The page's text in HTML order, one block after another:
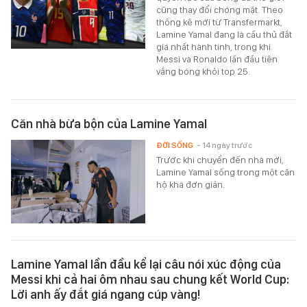
cũng thay đổi chóng mặt. Theo
thống kê mới từ Transfermarkt,
Lamine Yamal đang là cầu thủ đắt
giá nhất hành tinh, trong khi
Messi và Ronaldo lần đầu tiên
vắng bóng khỏi top 25.
Căn nhà bừa bộn của Lamine Yamal
Trước khi chuyển đến nhà mới,
Lamine Yamal sống trong một căn
hộ khá đơn giản.
ĐỜI SỐNG - 14 ngày trước
Lamine Yamal lần đầu kể lại câu nói xúc động của
Messi khi cả hai ôm nhau sau chung kết World Cup:
Lời anh ấy đắt giá ngang cúp vàng!